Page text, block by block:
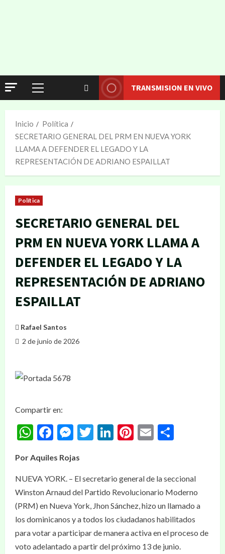
TRANSMISION EN VIVO
Inicio
Política
SECRETARIO GENERAL DEL PRM EN NUEVA YORK
LLAMA A DEFENDER EL LEGADO Y LA
REPRESENTACIÓN DE ADRIANO ESPAILLAT
Política
SECRETARIO GENERAL DEL
PRM EN NUEVA YORK LLAMA A
DEFENDER EL LEGADO Y LA
REPRESENTACIÓN DE ADRIANO
ESPAILLAT
Rafael Santos
2 de junio de 2026
Compartir en:
WhatsApp
Facebook
Messenger
Twitter
LinkedIn
Pinterest
Email
Por Aquiles Rojas
NUEVA YORK. – El secretario general de la seccional
Winston Arnaud del Partido Revolucionario Moderno
(PRM) en Nueva York, Jhon Sánchez, hizo un llamado a
los dominicanos y a todos los ciudadanos habilitados
para votar a participar de manera activa en el proceso de
voto adelantado a partir del próximo 13 de junio.